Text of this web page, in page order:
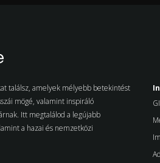
találsz, amelyek mélyebb betekintést
mögé, valamint inspiráló
Itt megtalálod a legújabb
a hazai és nemzetközi